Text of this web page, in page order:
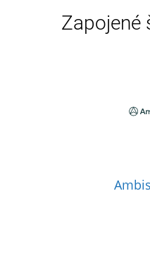
Zapojené